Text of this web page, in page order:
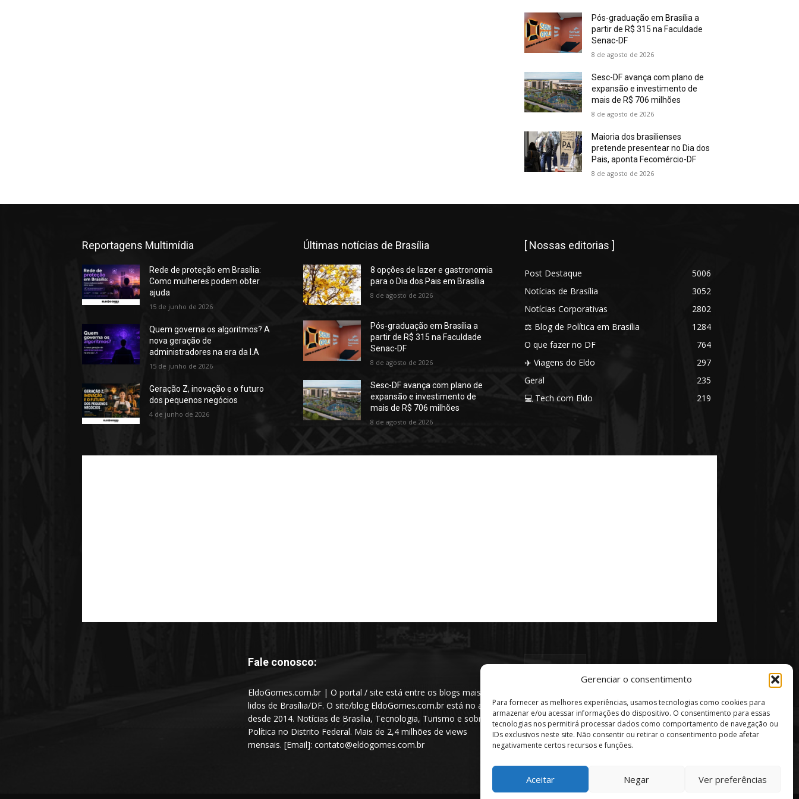
Gerenciar o consentimento
Para fornecer as melhores experiências, usamos tecnologias como cookies para
armazenar e/ou acessar informações do dispositivo. O consentimento para essas
tecnologias nos permitirá processar dados como comportamento de navegação ou
IDs exclusivos neste site. Não consentir ou retirar o consentimento pode afetar
negativamente certos recursos e funções.
Aceitar Negar Ver preferências
Pós-graduação em Brasília a
partir de R$ 315 na Faculdade
Senac-DF
8 de agosto de 2026
Sesc-DF avança com plano de
expansão e investimento de
mais de R$ 706 milhões
8 de agosto de 2026
Maioria dos brasilienses
pretende presentear no Dia dos
Pais, aponta Fecomércio-DF
8 de agosto de 2026
Reportagens Multimídia
Rede de proteção em Brasília:
Como mulheres podem obter
ajuda
15 de junho de 2026
Quem governa os algoritmos? A
nova geração de
administradores na era da I.A
15 de junho de 2026
Geração Z, inovação e o futuro
dos pequenos negócios
4 de junho de 2026
Últimas notícias de Brasília
8 opções de lazer e gastronomia
para o Dia dos Pais em Brasília
8 de agosto de 2026
Pós-graduação em Brasília a
partir de R$ 315 na Faculdade
Senac-DF
8 de agosto de 2026
Sesc-DF avança com plano de
expansão e investimento de
mais de R$ 706 milhões
8 de agosto de 2026
[ Nossas editorias ]
Post Destaque
5006
Notícias de Brasília
3052
Notícias Corporativas
2802
⚖️ Blog de Política em Brasília
1284
O que fazer no DF
764
✈️ Viagens do Eldo
297
Geral
235
💻 Tech com Eldo
219
Fale conosco:
EldoGomes.com.br | O portal / site está entre os blogs mais
lidos de Brasília/DF. O site/blog EldoGomes.com.br está no ar
desde 2014. Notícias de Brasília, Tecnologia, Turismo e sobre a
Política no Distrito Federal. Mais de 2,4 milhões de views
mensais. [Email]: contato@eldogomes.com.br